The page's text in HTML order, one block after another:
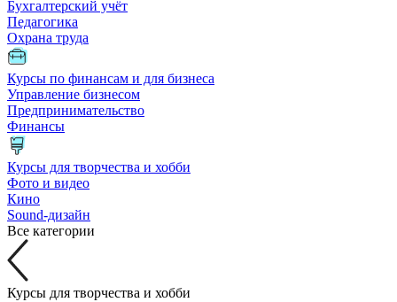
Бухгалтерский учёт
Педагогика
Охрана труда
Курсы по финансам и для бизнеса
Управление бизнесом
Предпринимательство
Финансы
Курсы для творчества и хобби
Фото и видео
Кино
Sound-дизайн
Все категории
Курсы для творчества и хобби